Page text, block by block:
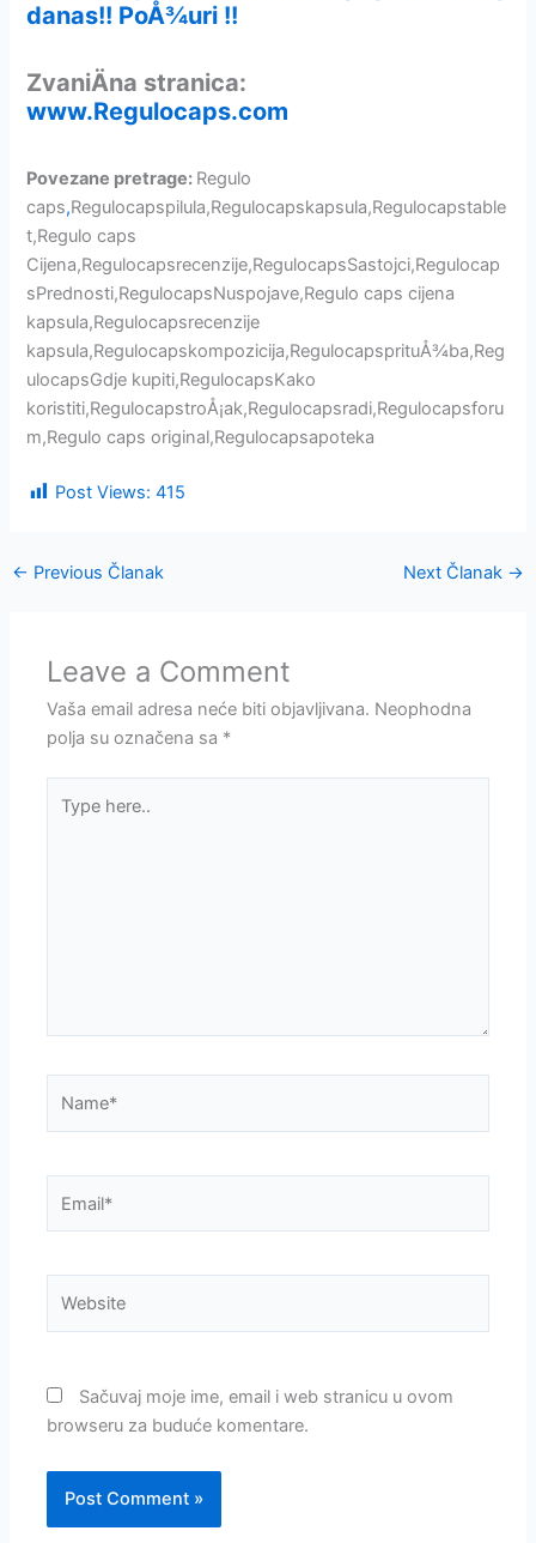
danas!! PoÅ¾uri !!
ZvaniÄna stranica:
www.Regulocaps.com
Povezane pretrage: Regulo
caps,Regulocapspilula,Regulocapskapsula,Regulocapstable
t,Regulo caps
Cijena,Regulocapsrecenzije,RegulocapsSastojci,Regulocap
sPrednosti,RegulocapsNuspojave,Regulo caps cijena
kapsula,Regulocapsrecenzije
kapsula,Regulocapskompozicija,RegulocapsprituÅ¾ba,Reg
ulocapsGdje kupiti,RegulocapsKako
koristiti,RegulocapstroÅ¡ak,Regulocapsradi,Regulocapsforu
m,Regulo caps original,Regulocapsapoteka
Post Views: 415
← Previous Članak Next Članak →
Leave a Comment
Vaša email adresa neće biti objavljivana. Neophodna
polja su označena sa *
here..
Sačuvaj moje ime, email i web stranicu u ovom
browseru za buduće komentare.